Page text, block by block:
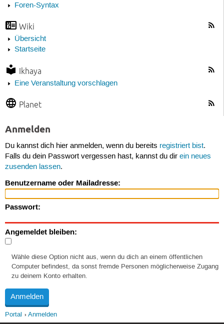
Foren-Syntax
Wiki
Übersicht
Startseite
Ikhaya
Eine Veranstaltung vorschlagen
Planet
Anmelden
Du kannst dich hier anmelden, wenn du bereits registriert bist.
Falls du dein Passwort vergessen hast, kannst du dir ein neues
zusenden lassen.
Benutzername oder Mailadresse:
Passwort:
Angemeldet bleiben:
Wähle diese Option nicht aus, wenn du dich an einem öffentlichen
Computer befindest, da sonst fremde Personen möglicherweise Zugang
zu deinem Konto erhalten.
Portal Anmelden